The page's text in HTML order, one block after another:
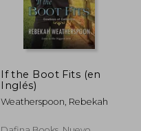
If the Boot Fits (en
Inglés)
Weatherspoon, Rebekah